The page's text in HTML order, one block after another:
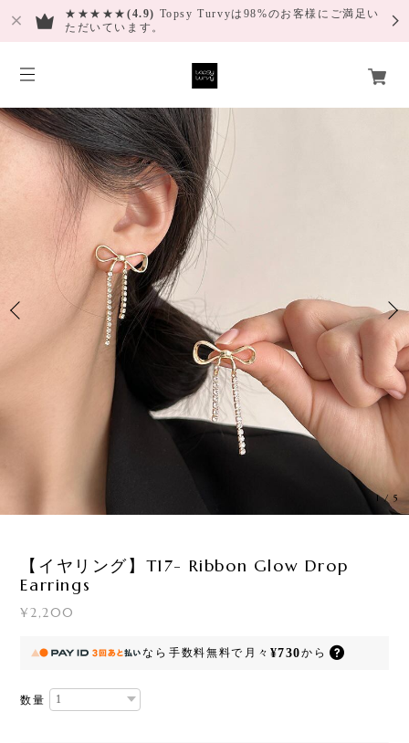
★★★★★ (4.9) Topsy Turvyは98%のお客様にご満足い
ただいています。
1/5
【イヤリング】T17- Ribbon Glow Drop
Earrings
¥2,200
なら 手数料無料で 月々 ¥730から
数量